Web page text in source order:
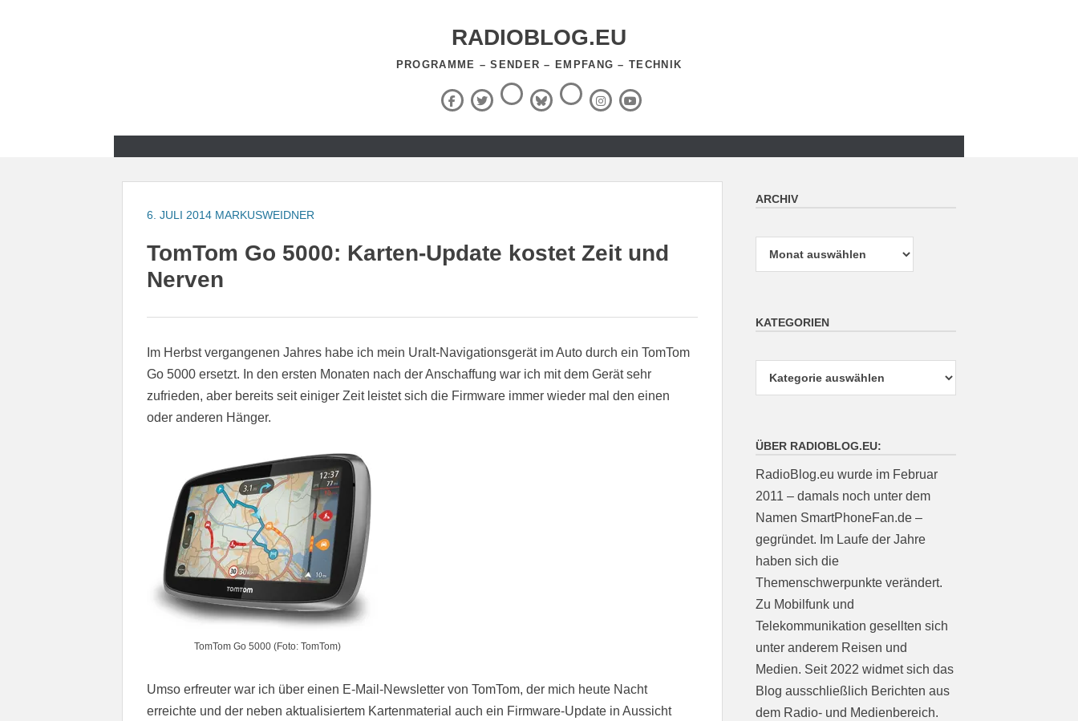
RADIOBLOG.EU
PROGRAMME – SENDER – EMPFANG – TECHNIK
Facebook
X
(Twitter)
ThreadsBlueSky
RSS-
Feed InstagramYouTube
6. JULI 2014 MARKUSWEIDNER
TomTom Go 5000: Karten-Update kostet Zeit und
Nerven
Im Herbst vergangenen Jahres habe ich mein Uralt-Navigationsgerät im Auto durch ein TomTom
Go 5000 ersetzt. In den ersten Monaten nach der Anschaffung war ich mit dem Gerät sehr
zufrieden, aber bereits seit einiger Zeit leistet sich die Firmware immer wieder mal den einen
oder anderen Hänger.
TomTom Go 5000 (Foto: TomTom)
Umso erfreuter war ich über einen E-Mail-Newsletter von TomTom, der mich heute Nacht
erreichte und der neben aktualisiertem Kartenmaterial auch ein Firmware-Update in Aussicht
ARCHIV
KATEGORIEN
ÜBER RADIOBLOG.EU:
RadioBlog.eu wurde im Februar
2011 – damals noch unter dem
Namen SmartPhoneFan.de –
gegründet. Im Laufe der Jahre
haben sich die
Themenschwerpunkte verändert.
Zu Mobilfunk und
Telekommunikation gesellten sich
unter anderem Reisen und
Medien. Seit 2022 widmet sich das
Blog ausschließlich Berichten aus
dem Radio- und Medienbereich.